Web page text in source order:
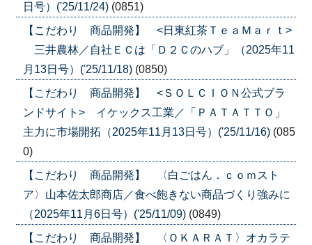
日号）('25/11/24) (0851)
【こだわり 商品開発】 <日東紅茶ＴｅａＭａｒｔ>
三井農林／自社ＥＣは「Ｄ２Ｃのハブ」（2025年11
月13日号）('25/11/18) (0850)
【こだわり 商品開発】 <ＳＯＬＣＩＯＮ公式ブラ
ンドサイト> イケックス工業／「ＰＡＴＡＴＴＯ」
主力に市場開拓（2025年11月13日号）('25/11/16) (085
0)
【こだわり 商品開発】 〈白ごはん．ｃｏｍスト
ア〉山本佐太郎商店／食べ飽きない商品づくり強みに
（2025年11月6日号）('25/11/09) (0849)
【こだわり 商品開発】 〈ＯＫＡＲＡＴ〉オカラテ